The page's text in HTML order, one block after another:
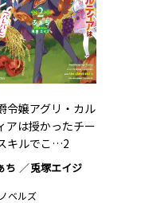
令嬢アグリ・カル
アは授かったチー
キルでこ…2
ち 兎塚エイジ
ベルズ